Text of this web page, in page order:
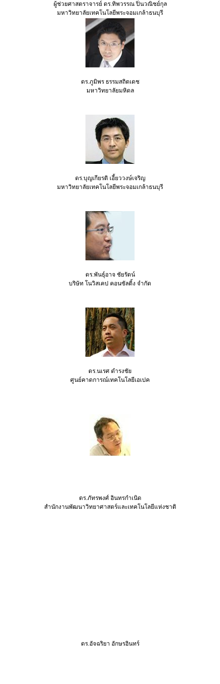
ผู้ช่วยศาสตราจารย์ ดร.ทิพวรรณ ปิ่นวณิชย์กุล
มหาวิทยาลัยเทคโนโลยีพระจอมเกล้าธนบุรี
ดร.ภูมิพร ธรรมสถิตเดช
มหาวิทยาลัยมหิดล
ดร.บุญเกียรติ เอี้ยววงษ์เจริญ
มหาวิทยาลัยเทคโนโลยีพระจอมเกล้าธนบุรี
ดร.พันธุ์อาจ ชัยรัตน์
บริษัท โนวิสเคป คอนซัลติ้ง จำกัด
ดร.นเรศ ดำรงชัย
ศูนย์คาดการณ์เทคโนโลยีเอเปค
ดร.ภัทรพงศ์ อินทรกำเนิด
สำนักงานพัฒนาวิทยาศาสตร์และเทคโนโลยีแห่งชาติ
ดร.อัจฉริยา อักษรอินทร์